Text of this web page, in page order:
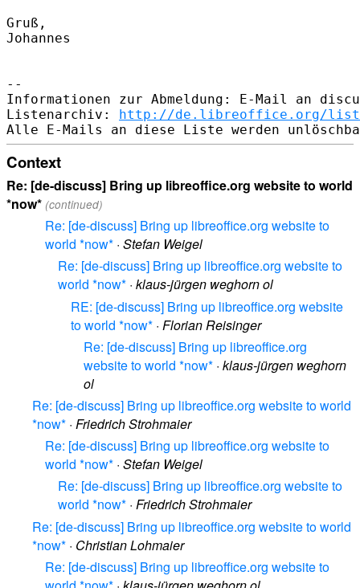
Gruß,
Johannes
--
Informationen zur Abmeldung: E-Mail an
Listenarchiv: http://de.libreoffice.org/
Context
Re: [de-discuss] Bring up libreoffice.org website to world
*now* (continued)
Re: [de-discuss] Bring up libreoffice.org website to
world *now* · Stefan Weigel
Re: [de-discuss] Bring up libreoffice.org website to
world *now* · klaus-jürgen weghorn ol
RE: [de-discuss] Bring up libreoffice.org website
to world *now* · Florian Reisinger
Re: [de-discuss] Bring up libreoffice.org
website to world *now* · klaus-jürgen weghorn
ol
Re: [de-discuss] Bring up libreoffice.org website to world
*now* · Friedrich Strohmaier
Re: [de-discuss] Bring up libreoffice.org website to
world *now* · Stefan Weigel
Re: [de-discuss] Bring up libreoffice.org website to
world *now* · Friedrich Strohmaier
Re: [de-discuss] Bring up libreoffice.org website to world
*now* · Christian Lohmaier
Re: [de-discuss] Bring up libreoffice.org website to